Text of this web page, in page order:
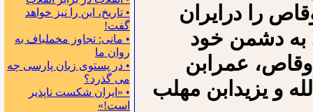
• تاریخ، این را نیز خواهد
گفت!
• مانی: تجاوز مخملباف به
روان ما
• در پستوی زبان پارسی چه
می گذرد؟
• «ایران شکست ناپذیر
است!»
را درایران
به دشمن خود
عمرابن
و یزید‌ابن مهلب